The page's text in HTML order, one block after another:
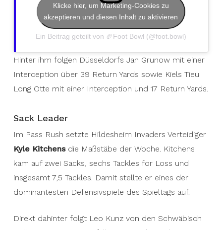
Ein Beitrag geteilt von 🏈Foot Bowl (@foot.bowl)
Klicke hier, um Marketing-Cookies zu
akzeptieren und diesen Inhalt zu aktivieren
Hinter ihm folgen Düsseldorfs Jan Grunow mit einer
Interception über 39 Return Yards sowie Kiels Tieu
Long Otte mit einer Interception und 17 Return Yards.
Sack Leader
Im Pass Rush setzte Hildesheim Invaders Verteidiger
Kyle Kitchensdie Maßstäbe der Woche. Kitchens
kam auf zwei Sacks, sechs Tackles for Loss und
insgesamt 7,5 Tackles. Damit stellte er eines der
dominantesten Defensivspiele des Spieltags auf.
Direkt dahinter folgt Leo Kunz von den Schwäbisch